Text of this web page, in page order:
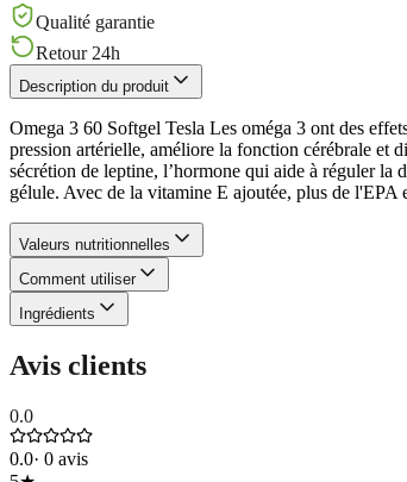
Qualité garantie
Retour 24h
Description du produit
Omega 3 60 Softgel Tesla Les oméga 3 ont des
pression artérielle, améliore la fonction cérébrale et
sécrétion de leptine, l’hormone qui aide à réguler la
gélule. Avec de la vitamine E ajoutée, plus de
Valeurs nutritionnelles
Comment utiliser
Ingrédients
Avis clients
0.0
0.0· 0 avis